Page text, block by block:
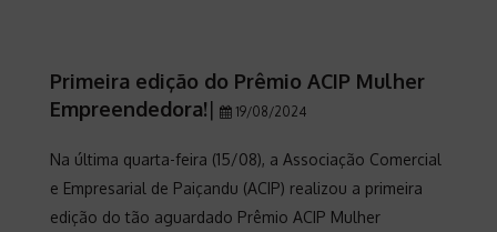
Primeira edição do Prêmio ACIP Mulher
Empreendedora!| 19/08/2024
Na última quarta-feira (15/08), a Associação Comercial
e Empresarial de Paiçandu (ACIP) realizou a primeira
edição do tão aguardado Prêmio ACIP Mulher